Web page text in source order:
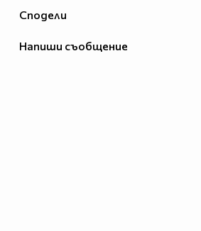
Сподели
Напиши съобщение